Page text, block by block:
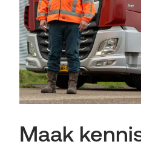
Maak